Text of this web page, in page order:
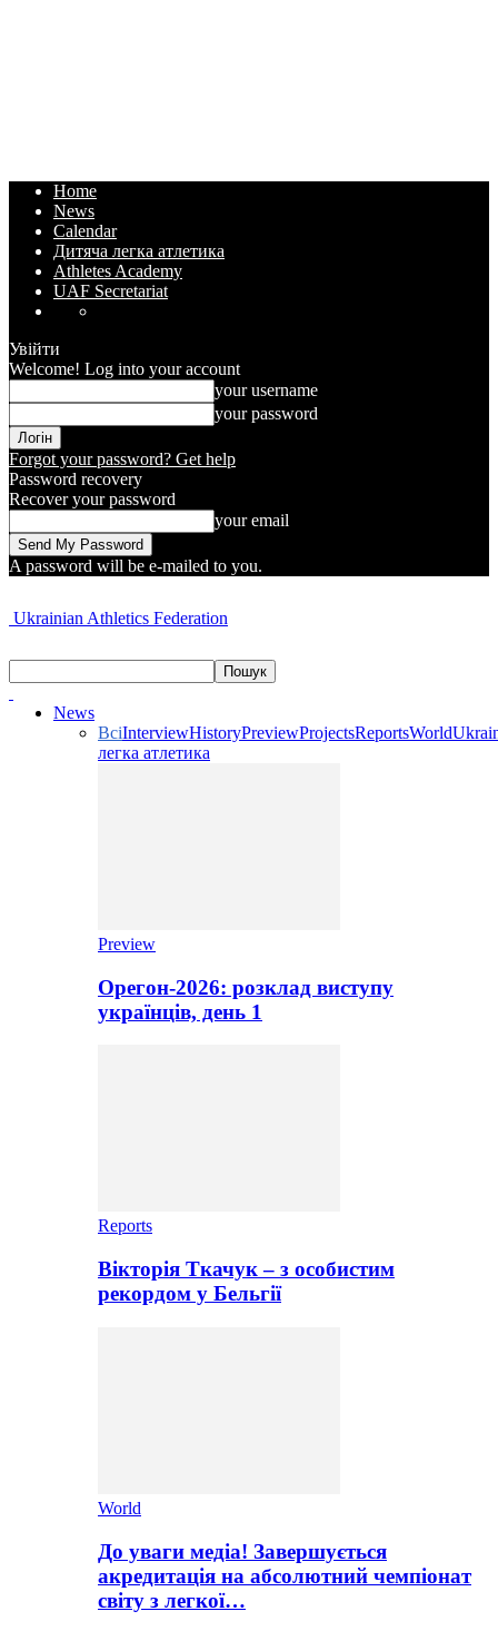
Home
News
Calendar
Дитяча легка атлетика
Athletes Academy
UAF Secretariat
Увійти
Welcome! Log into your account
your username
your password
Forgot your password? Get help
Password recovery
Recover your password
your email
A password will be e-mailed to you.
Ukrainian Athletics Federation
News
ВсіInterviewHistoryPreviewProjectsReportsWorld
легка атлетика
Preview
Орегон-2026: розклад виступу
українців, день 1
Reports
Вікторія Ткачук – з особистим
рекордом у Бельгії
World
До уваги медіа! Завершується
акредитація на абсолютний чемпіонат
світу з легкої…